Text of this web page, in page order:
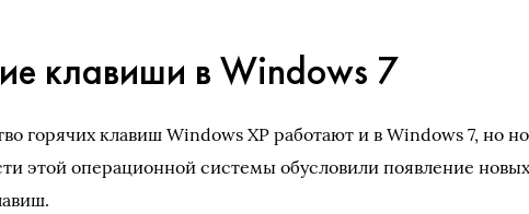
клавиши в Windows 7
горячих клавиш Windows XP работают и в Windows 7, но
этой операционной системы обусловили появление